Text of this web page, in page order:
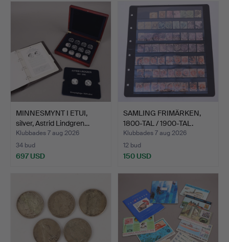
MINNESMYNT I ETUI,
silver, Astrid Lindgren…
Klubbades 7 aug 2026
34 bud
697 USD
SAMLING FRIMÄRKEN,
1800-TAL / 1900-TAL.
Klubbades 7 aug 2026
12 bud
150 USD